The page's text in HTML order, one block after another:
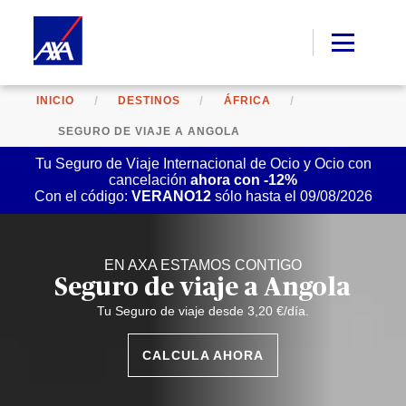
INICIO DESTINOS ÁFRICA
SEGURO DE VIAJE A ANGOLA
Tu Seguro de Viaje Internacional de Ocio y Ocio con
cancelación ahora con -12%
Con el código: VERANO12sólo hasta el 09/08/2026
EN AXA ESTAMOS CONTIGO
Seguro de viaje a Angola
Tu Seguro de viaje desde 3,20 €/día.
CALCULA AHORA